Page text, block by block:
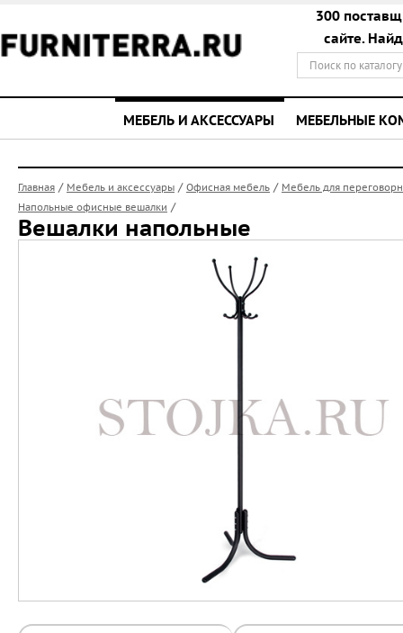
300
сайте.
МЕБЕЛЬ И АКСЕССУАРЫ МЕБЕЛЬНЫЕ
Главная / Мебель и аксессуары / Офисная мебель / Мебель для
Напольные офисные вешалки /
Вешалки напольные